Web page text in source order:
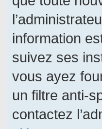
information
suivez ses
vous ayez
un filtre anti-
contactez